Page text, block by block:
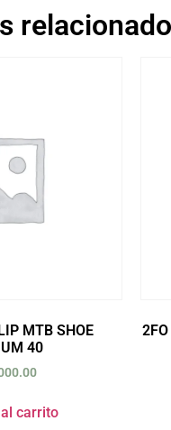
MTB SHOE
40
carrito